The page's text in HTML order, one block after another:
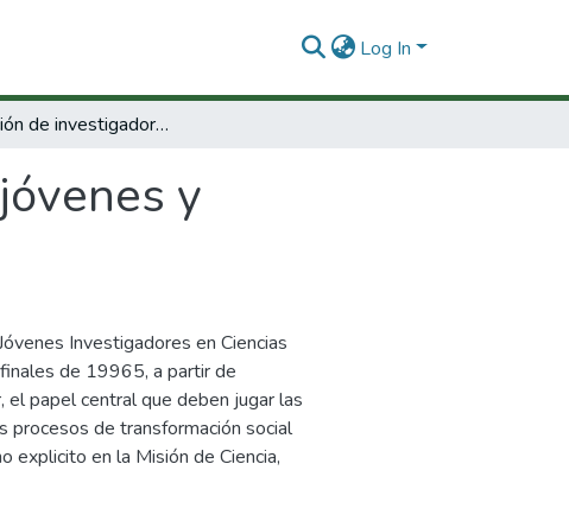
Log In
Formación de investigadores jóvenes y fortalecimiento institucional 1996-2000.
y
Investigadores en Ciencias
de 19965, a partir de
el papel central que deben jugar las
procesos de transformación social
explicito en la Misión de Ciencia,